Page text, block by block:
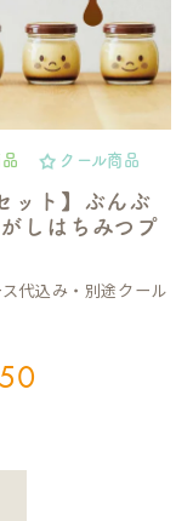
クール商品
ット】ぶんぶ
しはちみつプ
代込み・別途クール